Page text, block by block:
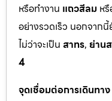
หรือทำงาน แถวสีลม ห
อย่างรวดเร็ว นอกจาก
ไม่ว่าจะเป็น สาทร, ย่าน
4
จุดเชื่อมต่อการเดินท